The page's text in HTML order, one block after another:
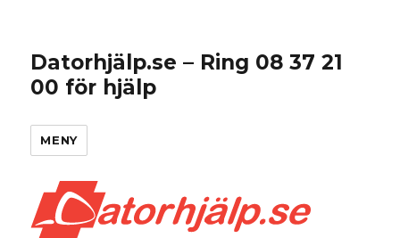
Datorhjälp.se – Ring 08 37 21
00 för hjälp
MENY